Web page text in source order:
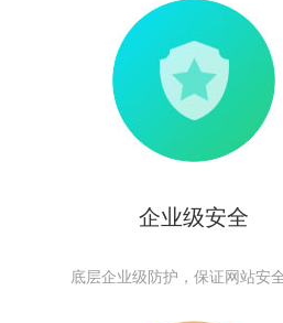
企业级安全
底层企业级防护，保证网站安